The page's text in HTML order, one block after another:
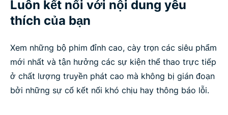
Luôn kết nối với nội dung yêu
thích của bạn
Xem những bộ phim đỉnh cao, cày trọn các siêu phẩm
mới nhất và tận hưởng các sự kiện thể thao trực tiếp
ở chất lượng truyền phát cao mà không bị gián đoạn
bởi những sự cố kết nối khó chịu hay thông báo lỗi.